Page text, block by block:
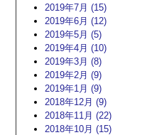
2019年7月 (15)
2019年6月 (12)
2019年5月 (5)
2019年4月 (10)
2019年3月 (8)
2019年2月 (9)
2019年1月 (9)
2018年12月 (9)
2018年11月 (22)
2018年10月 (15)